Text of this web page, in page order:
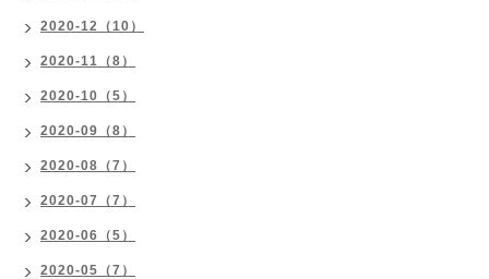
2020-12（10）
2020-11（8）
2020-10（5）
2020-09（8）
2020-08（7）
2020-07（7）
2020-06（5）
2020-05（7）